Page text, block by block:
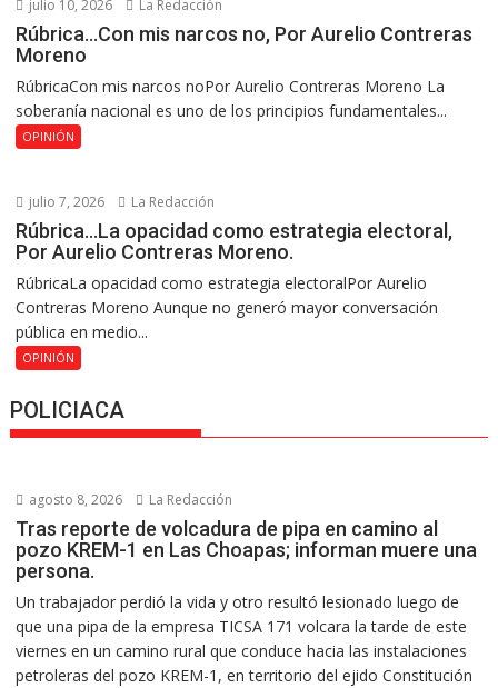
julio 10, 2026 La Redacción
Rúbrica…Con mis narcos no, Por Aurelio Contreras
Moreno
RúbricaCon mis narcos noPor Aurelio Contreras Moreno La
soberanía nacional es uno de los principios fundamentales...
OPINIÓN
julio 7, 2026 La Redacción
Rúbrica…La opacidad como estrategia electoral,
Por Aurelio Contreras Moreno.
RúbricaLa opacidad como estrategia electoralPor Aurelio
Contreras Moreno Aunque no generó mayor conversación
pública en medio...
OPINIÓN
POLICIACA
agosto 8, 2026 La Redacción
Tras reporte de volcadura de pipa en camino al
pozo KREM-1 en Las Choapas; informan muere una
persona.
Un trabajador perdió la vida y otro resultó lesionado luego de
que una pipa de la empresa TICSA 171 volcara la tarde de este
viernes en un camino rural que conduce hacia las instalaciones
petroleras del pozo KREM-1, en territorio del ejido Constitución